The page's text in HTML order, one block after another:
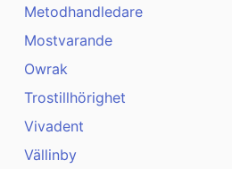
Metodhandledare
Mostvarande
Owrak
Trostillhörighet
Vivadent
Vällinby